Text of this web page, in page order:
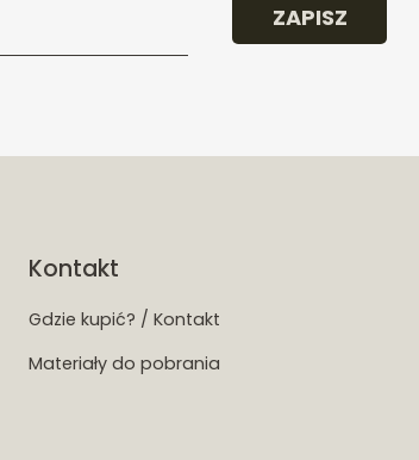
ZAPISZ
Kontakt
Gdzie kupić? / Kontakt
Materiały do pobrania